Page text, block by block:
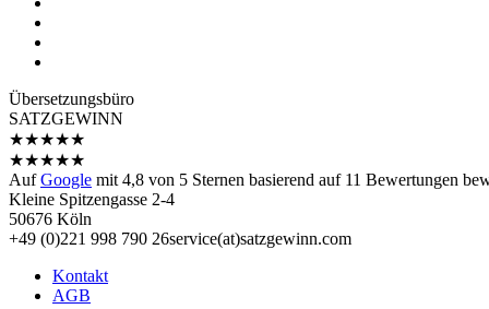
Übersetzungs­büro
SATZGEWINN
★★★★★
★★★★★
AufGoogle mit 4,8 von 5 Sternen basierend auf 11 Bewertungen
Kleine Spitzengasse 2-4
50676 Köln
+49 (0)221 998 790 26service(at)satz­gewinn.com
Kontakt
AGB